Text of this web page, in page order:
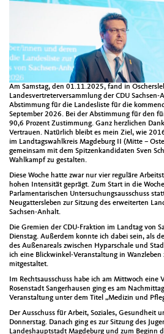
Am Samstag, den 01.11.2025, fand in
Landesvertreterversammlung der CDU
Abstimmung für die Landesliste für die
September 2026. Bei der Abstimmung für den
90,6 Prozent Zustimmung. Ganz herzlichen
Vertrauen. Natürlich bleibt es mein Ziel, wie
im Landtagswahlkreis Magdeburg II (Mitte –
gemeinsam mit dem Spitzenkandidaten Sven
Wahlkampf zu gestalten.
Diese Woche hatte zwar nur vier reguläre
hohen Intensität geprägt. Zum Start in die
Parlamentarischen Untersuchungsausschuss
Neugattersleben zur Sitzung des erweiterten
Sachsen-Anhalt.
Die Gremien der CDU-Fraktion im Landtag von
Dienstag. Außerdem konnte ich dabei sein, als
des Außenareals zwischen Hyparschale und
ich eine Blickwinkel-Veranstaltung in Wanzleben
mitgestaltet.
Im Rechtsausschuss habe ich am Mittwoch
Rosenstadt Sangerhausen ging es am
Veranstaltung unter dem Titel „Medizin und
Der Ausschuss für Arbeit, Soziales, Gesundheit
Donnerstag. Danach ging es zur Sitzung des
Landeshauptstadt Magdeburg und zum Beginn